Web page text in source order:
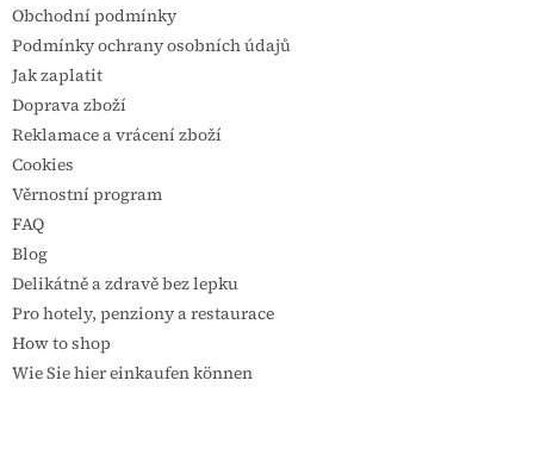
Obchodní podmínky
Podmínky ochrany osobních údajů
Jak zaplatit
Doprava zboží
Reklamace a vrácení zboží
Cookies
Věrnostní program
FAQ
Blog
Delikátně a zdravě bez lepku
Pro hotely, penziony a restaurace
How to shop
Wie Sie hier einkaufen können